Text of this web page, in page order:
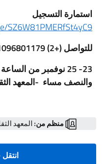
استمارة التسجيل
SZ6W81PMERfSt4yC9
للتواصل(+2) 01096801179 / (+2) 01128889245
23- 25 نوفمبر من
والنصف مساء -المعهد
منظم من: المعهد